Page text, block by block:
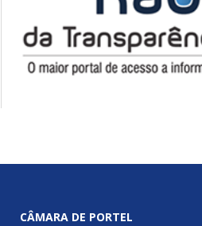
CÂMARA DE PORTEL